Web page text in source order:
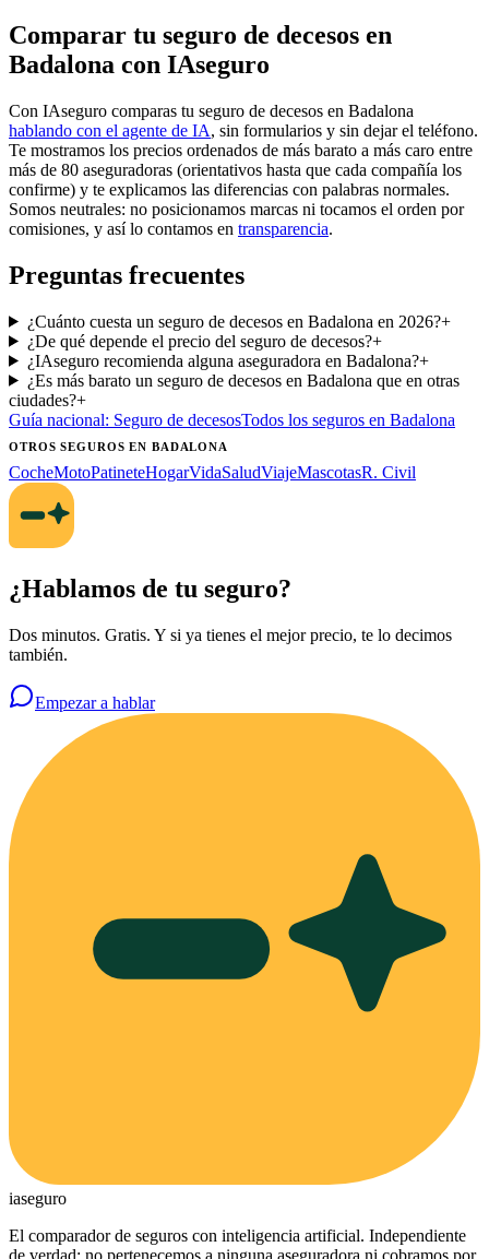
Comparar tu seguro de decesos en
Badalona con IAseguro
Con IAseguro comparas tu seguro de decesos en Badalona
hablando con el agente de IA, sin formularios y sin dejar el teléfono.
Te mostramos los precios ordenados de más barato a más caro entre
más de 80 aseguradoras (orientativos hasta que cada compañía los
confirme) y te explicamos las diferencias con palabras normales.
Somos neutrales: no posicionamos marcas ni tocamos el orden por
comisiones, y así lo contamos en transparencia.
Preguntas frecuentes
¿Cuánto cuesta un seguro de decesos en Badalona en 2026?+
¿De qué depende el precio del seguro de decesos?+
¿IAseguro recomienda alguna aseguradora en Badalona?+
¿Es más barato un seguro de decesos en Badalona que en otras
ciudades?+
Guía nacional: Seguro de decesosTodos los seguros en Badalona
OTROS SEGUROSEN BADALONA
CocheMotoPatineteHogarVidaSaludViajeMascotasR. Civil
¿Hablamos de tu seguro?
Dos minutos. Gratis. Y si ya tienes el mejor precio, te lo decimos
también.
Empezar a hablar
iaseguro
El comparador de seguros con inteligencia artificial. Independiente
de verdad: no pertenecemos a ninguna aseguradora ni cobramos por